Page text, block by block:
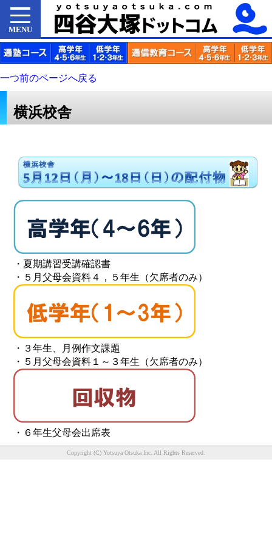
MENU
一つ前のページへ戻る
横浜校舎
・夏期講習受講確認書
・５月父母会資料４，５年生（欠席者のみ）
・３年生、月例作文課題
・５月父母会資料１～３年生（欠席者のみ）
・６年生父母会出席表
Copyright (C) Yotsuya Otsuka Inc. All Rights Reserved.